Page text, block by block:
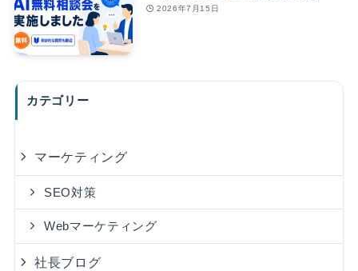
2026年7月15日
カテゴリー
マーケティング
SEO対策
Webマーケティング
社長ブログ